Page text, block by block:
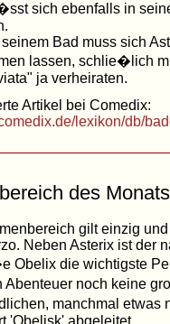
sich ebenfalls in
Bad muss sich
lassen, schlie�lich
ja verheiraten.
Artikel bei Comedix:
lexikon/db/
des
gilt einzig
Neben Asterix ist der
Obelix die wichtigste
Abenteuer noch keine
manchmal
'Obelisk' abgeleitet.